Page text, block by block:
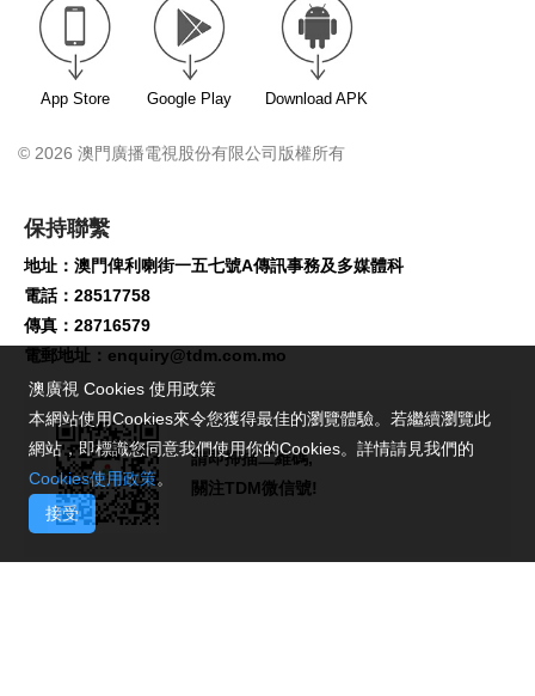
App Store Google Play Download APK
© 2026 澳門廣播電視股份有限公司版權所有
保持聯繫
地址：澳門俾利喇街一五七號A傳訊事務及多媒體科
電話：28517758
傳真：28716579
電郵地址： enquiry@tdm.com.mo
請即掃描二維碼,
關注TDM微信號!
澳廣視 Cookies 使用政策
本網站使用Cookies來令您獲得最佳的瀏覽體驗。若繼續瀏覽此
網站，即標識您同意我們使用你的Cookies。詳情請見我們的
Cookies使用政策。
接受